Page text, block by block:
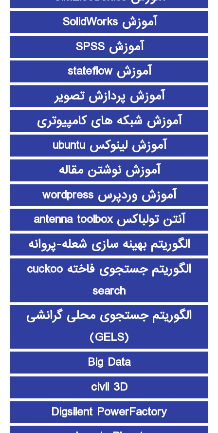
آموزش SolidWorks
آموزش SPSS
آموزش stateflow
آموزش پردازش تصویر
آموزش شبکه های کامپیوتری
آموزش لینوکس ubuntu
آموزش نوشتن مقاله
آموزش وردپرس wordpress
آنتن تولباکس antenna toolbox
الگوریتم بهینه سازی شعله-پروانه
الگوریتم جستجوی فاخته cuckoo
search
الگوریتم جستجوی محلی گرانشی
(GELS)
Big Data
civil 3D
Digsilent PowerFactory